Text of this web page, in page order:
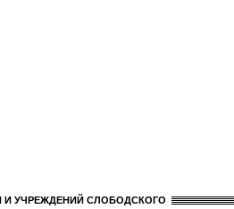
И УЧРЕЖДЕНИЙ СЛОБОДСКОГО